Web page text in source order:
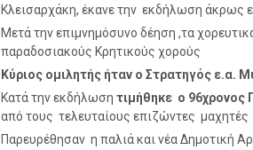
Κλεισαρχάκη, έκανε την εκδήλωση άκρως
Μετά την επιμνημόσυνο δέηση ,τα
παραδοσιακούς Κρητικούς χορούς
Κύριος ομιλητής ήταν ο Στρατηγός ε.α.
Κατά την εκδήλωση τιμήθηκε ο 96χρονος
από τους τελευταίους επιζώντες
Παρευρέθησαν η παλιά και νέα Δημοτική